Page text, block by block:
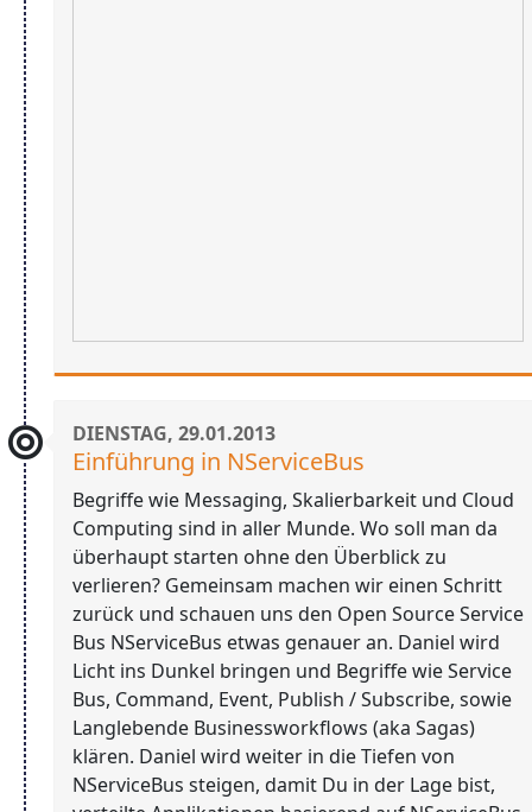
DIENSTAG, 29.01.2013
Einführung in NServiceBus
Begriffe wie Messaging, Skalierbarkeit und Cloud
Computing sind in aller Munde. Wo soll man da
überhaupt starten ohne den Überblick zu
verlieren? Gemeinsam machen wir einen Schritt
zurück und schauen uns den Open Source Service
Bus NServiceBus etwas genauer an. Daniel wird
Licht ins Dunkel bringen und Begriffe wie Service
Bus, Command, Event, Publish / Subscribe, sowie
Langlebende Businessworkflows (aka Sagas)
klären. Daniel wird weiter in die Tiefen von
NServiceBus steigen, damit Du in der Lage bist,